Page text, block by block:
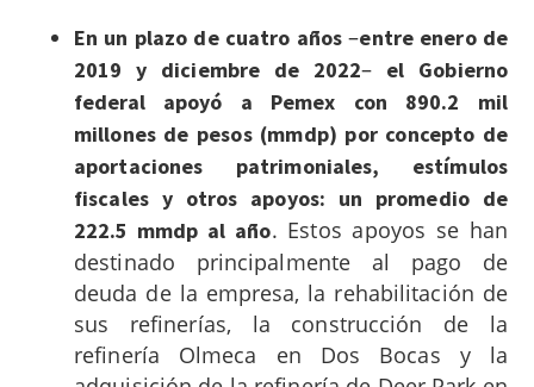
En un plazo de cuatro años–entre enero de
2019 y diciembre de 2022– el Gobierno
federal apoyó a Pemex con 890.2 mil
millones de pesos (mmdp) por concepto de
aportaciones patrimoniales, estímulos
fiscales y otros apoyos: un promedio de
222.5 mmdp al año. Estos apoyos se han
destinado principalmente al pago de
deuda de la empresa, la rehabilitación de
sus refinerías, la construcción de la
refinería Olmeca en Dos Bocas y la